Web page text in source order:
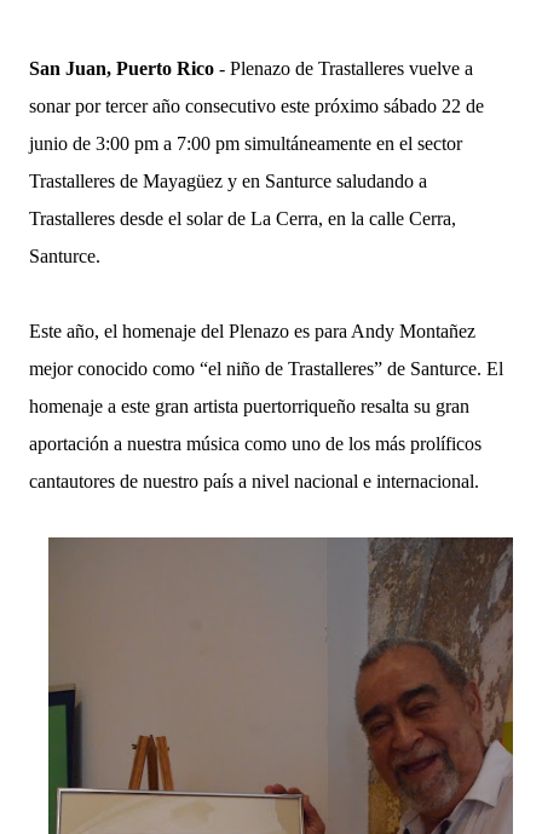
San Juan, Puerto Rico - Plenazo de Trastalleres vuelve a
sonar por tercer año consecutivo este próximo sábado 22 de
junio de 3:00 pm a 7:00 pm simultáneamente en el sector
Trastalleres de Mayagüez y en Santurce saludando a
Trastalleres desde el solar de La Cerra, en la calle Cerra,
Santurce.
Este año, el homenaje del Plenazo es para Andy Montañez
mejor conocido como “el niño de Trastalleres” de Santurce. El
homenaje a este gran artista puertorriqueño resalta su gran
aportación a nuestra música como uno de los más prolíficos
cantautores de nuestro país a nivel nacional e internacional.